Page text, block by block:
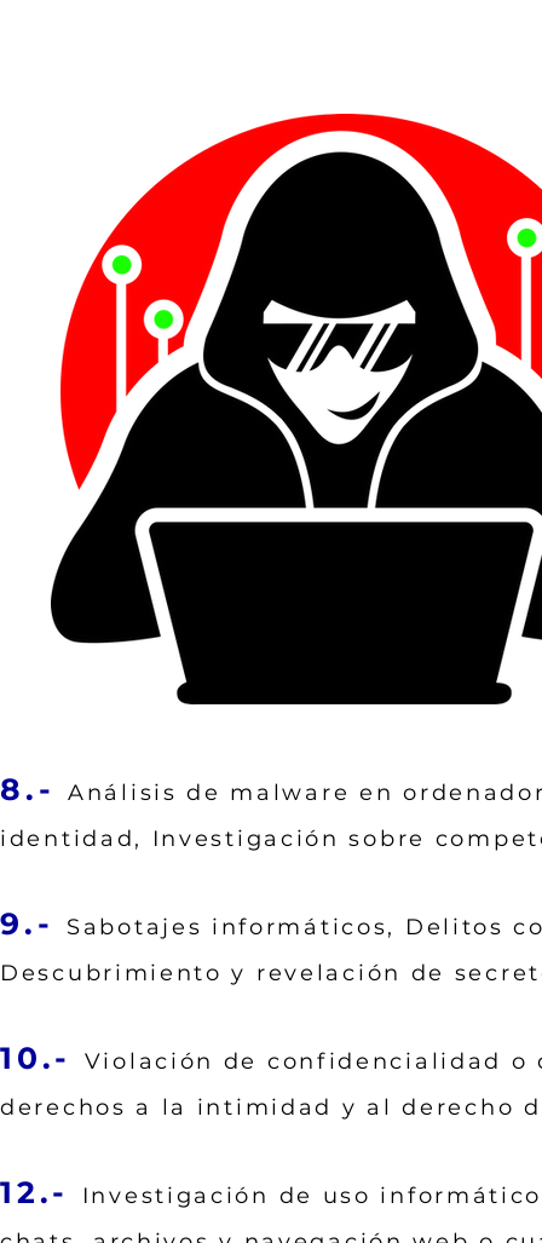
8.-
Análisis de malware en
identidad, Investigación sobre
9.-
Sabotajes informáticos, Delitos
Descubrimiento y revelación de
10.-
Violación de confidencialidad o
derechos a la intimidad y al derecho
12.-
Investigación de uso